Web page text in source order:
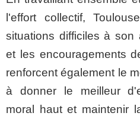
l'effort collectif,
situations difficiles à son
et les encouragements
renforcent également le
à donner le meilleur
moral haut et maintenir